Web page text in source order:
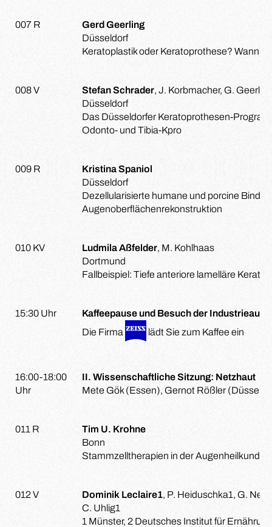
007 R
Gerd Geerling
Düsseldorf
Keratoplastik oder Keratoprothese? Wann
008 V Stefan Schrader, J. Korbmacher, G. Geerling
Düsseldorf
Das Düsseldorfer Keratoprothesen-
Odonto- und Tibia-Kpro
009 R
Kristina Spaniol
Düsseldorf
Dezellularisierte humane und porcine
Augenoberflächenrekonstruktion
010 KV Ludmila Aßfelder, M. Kohlhaas
Dortmund
Fallbeispiel: Tiefe anteriore lamelläre
15:30 Uhr
Kaffeepause und Besuch der
Die Firma
lädt Sie zum Kaffee ein
16:00-18:00
Uhr
II. Wissenschaftliche Sitzung: Netzhaut
Mete Gök (Essen), Gernot Rößler
011 R
Tim U. Krohne
Bonn
Stammzelltherapien in der Augenheilkunde
012 V Dominik Leclaire1, P. Heiduschka1, G.
C. Uhlig1
1 Münster, 2 Deutsches Institut für